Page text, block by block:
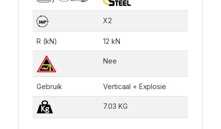
X2
R (kN) 12 kN
Nee
Gebruik Verticaal + Explosie
7.03 KG